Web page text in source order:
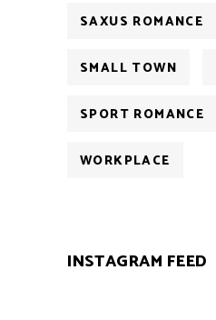
SAXUS ROMANCE
SMALL TOWN
SPORT ROMANCE
WORKPLACE
INSTAGRAM FEED